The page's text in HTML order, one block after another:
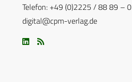
Telefon: +49 (0)2225 / 88 89 – 0
digital@cpm-verlag.de